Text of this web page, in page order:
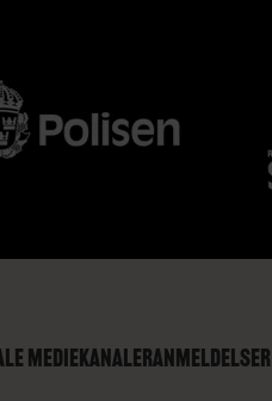
MEDIEKANALERANMELDELSER